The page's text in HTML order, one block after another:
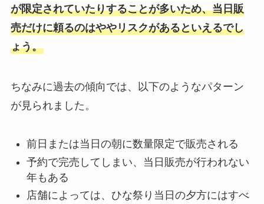
が限定されていたりすることが多いため、当日販
売だけに頼るのはややリスクがあるといえるでし
ょう。
ちなみに過去の傾向では、以下のようなパターン
が見られました。
前日または当日の朝に数量限定で販売される
予約で完売してしまい、当日販売が行われない
年もある
店舗によっては、ひな祭り当日の夕方にはすべ